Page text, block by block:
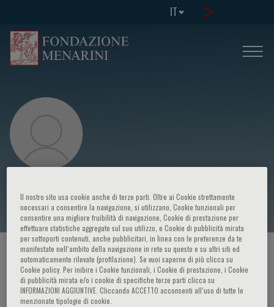
IT
George Andrikopoulos
HOME PAGE / CORSI ED EVENTI / RELATORE
Il nostro sito usa cookie anche di terze parti. Oltre ai Cookie strettamente
necessari a consentire la navigazione, si utilizzano, Cookie funzionali per
consentire una migliore fruibilità di navigazione, Cookie di prestazione per
effettuare statistiche aggregate sul suo utilizzo, e Cookie di pubblicità mirata
per sottoporti contenuti, anche pubblicitari, in linea con le preferenze da te
manifestate nell‘ambito della navigazione in rete su questo e su altri siti ed
automaticamente rilevate (profilazione). Se vuoi saperne di più clicca su
Cookie policy. Per inibire i Cookie funzionali, i Cookie di prestazione, i Cookie
di pubblicità mirata e/o i cookie di specifiche terze parti clicca su
INFORMAZIONI AGGIUNTIVE. Cliccando ACCETTO acconsenti all’uso di tutte le
menzionate tipologie di cookie.